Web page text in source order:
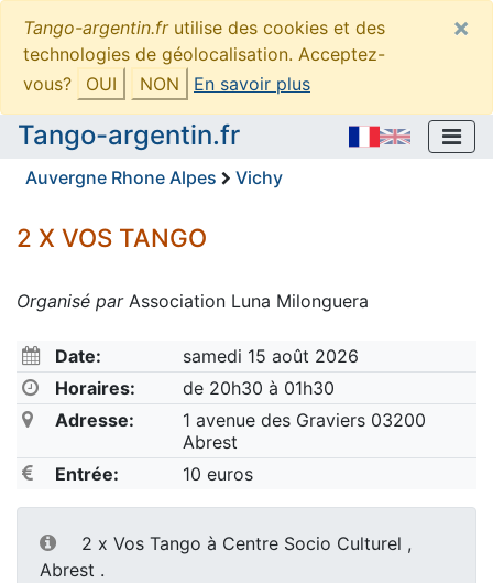
Tango-argentin.frutilise des cookies et des
technologies de géolocalisation. Acceptez-
vous?
OUI NON En savoir plus
×
Tango-argentin.fr
Auvergne Rhone Alpes Vichy
2 X VOS TANGO
Organisé parAssociation Luna Milonguera
Date:
samedi 15 août 2026
Horaires:
de 20h30 à 01h30
Adresse:
1 avenue des Graviers 03200
Abrest
Entrée:
10 euros
2 x Vos Tango à Centre Socio Culturel ,
Abrest .